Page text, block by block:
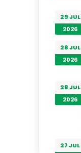
29 JUL
2026
28 JUL
2026
28 JUL
2026
27 JUL